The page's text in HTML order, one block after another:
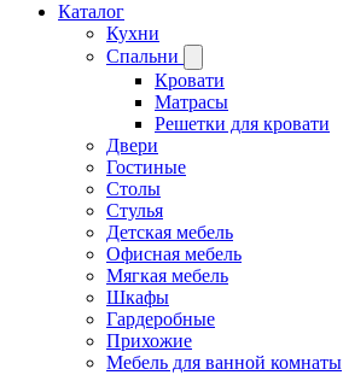
Каталог
Кухни
Спальни
Кровати
Матрасы
Решетки для кровати
Двери
Гостиные
Столы
Стулья
Детская мебель
Офисная мебель
Мягкая мебель
Шкафы
Гардеробные
Прихожие
Мебель для ванной комнаты